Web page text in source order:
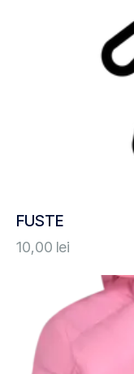
FUSTE
10,00 lei